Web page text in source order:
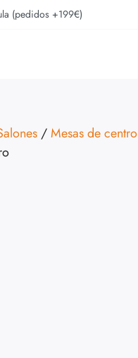
(pedidos +199€)
/Mesas de centro